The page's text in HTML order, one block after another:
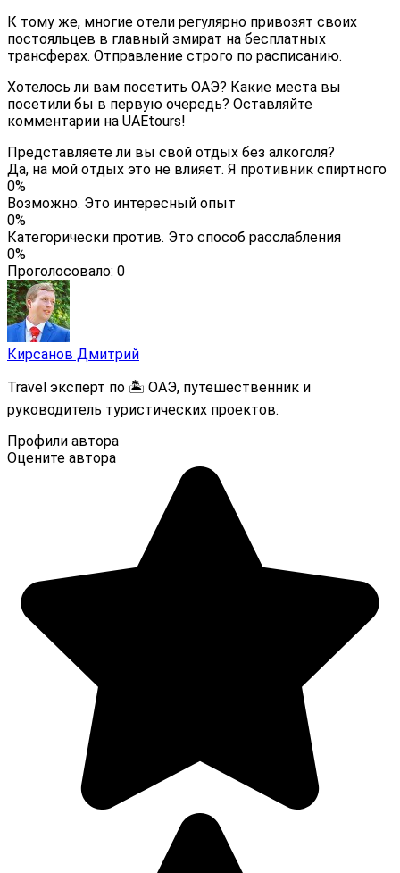
К тому же, многие отели регулярно привозят своих
постояльцев в главный эмират на бесплатных
трансферах. Отправление строго по расписанию.
Хотелось ли вам посетить ОАЭ? Какие места вы
посетили бы в первую очередь? Оставляйте
комментарии на UAEtours!
Представляете ли вы свой отдых без алкоголя?
Да, на мой отдых это не влияет. Я противник спиртного
0%
Возможно. Это интересный опыт
0%
Категорически против. Это способ расслабления
0%
Проголосовало: 0
Кирсанов Дмитрий
Travel эксперт по 🏝️ ОАЭ, путешественник и
руководитель туристических проектов.
Профили автора
Оцените автора